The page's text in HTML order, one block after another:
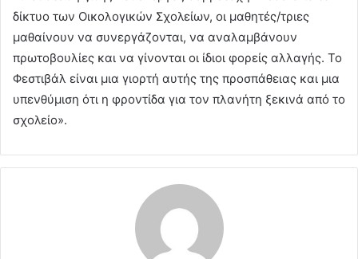
δίκτυο των Οικολογικών Σχολείων, οι μαθητές/τριες
μαθαίνουν να συνεργάζονται, να αναλαμβάνουν
πρωτοβουλίες και να γίνονται οι ίδιοι φορείς αλλαγής. Το
Φεστιβάλ είναι μια γιορτή αυτής της προσπάθειας και μια
υπενθύμιση ότι η φροντίδα για τον πλανήτη ξεκινά από το
σχολείο».